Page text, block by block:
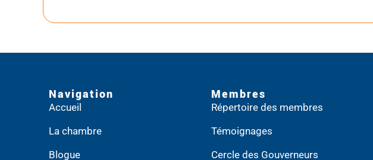
Navigation
Accueil
La chambre
Blogue
Membres
Répertoire des membres
Témoignages
Cercle des Gouverneurs